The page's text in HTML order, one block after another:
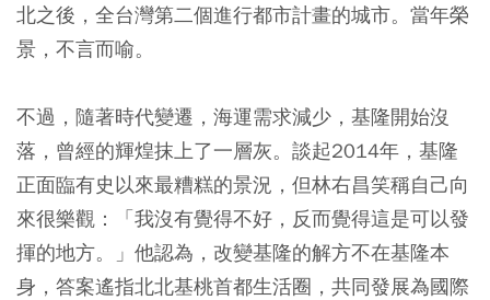
北之後，全台灣第二個進行都市計畫的城市。當年榮
景，不言而喻。
不過，隨著時代變遷，海運需求減少，基隆開始沒
落，曾經的輝煌抹上了一層灰。談起2014年，基隆
正面臨有史以來最糟糕的景況，但林右昌笑稱自己向
來很樂觀：「我沒有覺得不好，反而覺得這是可以發
揮的地方。」他認為，改變基隆的解方不在基隆本
身，答案遙指北北基桃首都生活圈，共同發展為國際